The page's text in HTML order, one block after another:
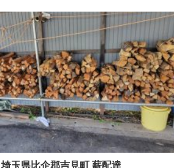
埼玉県比企郡吉見町 薪配達